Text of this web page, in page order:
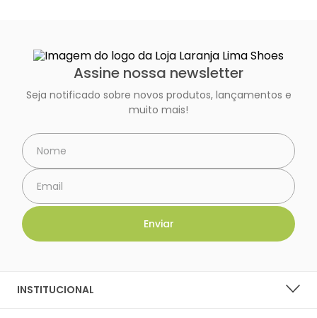
Assine nossa newsletter
Seja notificado sobre novos produtos, lançamentos e
muito mais!
INSTITUCIONAL